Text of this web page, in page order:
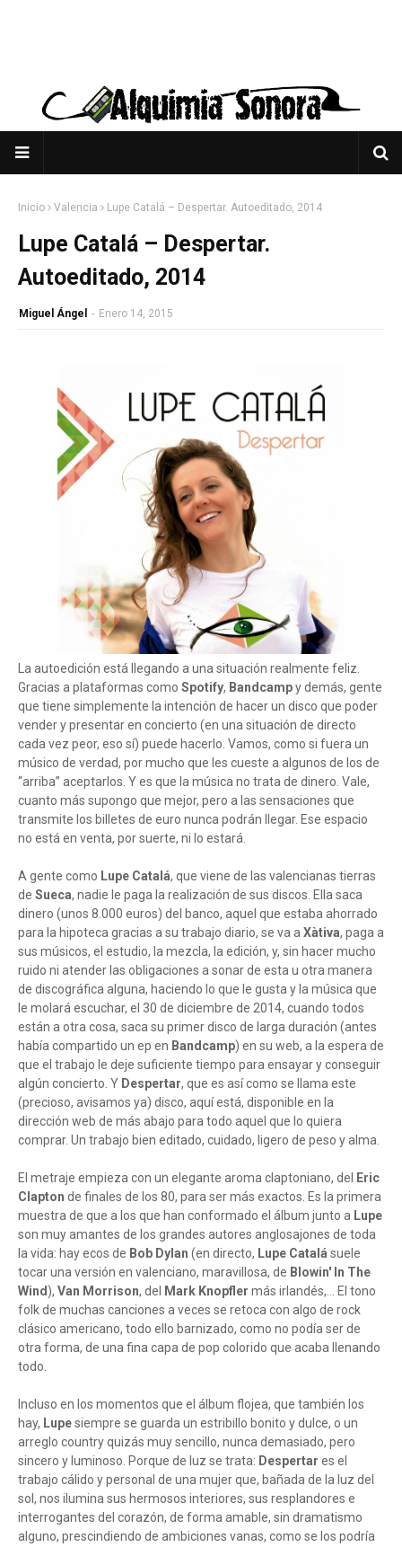
Inicio Valencia Lupe Catalá – Despertar. Autoeditado, 2014
Lupe Catalá – Despertar.
Autoeditado, 2014
Miguel Ángel - Enero 14, 2015
La autoedición está llegando a una situación realmente feliz.
Gracias a plataformas como Spotify, Bandcampy demás, gente
que tiene simplemente la intención de hacer un disco que poder
vender y presentar en concierto (en una situación de directo
cada vez peor, eso sí) puede hacerlo. Vamos, como si fuera un
músico de verdad, por mucho que les cueste a algunos de los de
“arriba” aceptarlos. Y es que la música no trata de dinero. Vale,
cuanto más supongo que mejor, pero a las sensaciones que
transmite los billetes de euro nunca podrán llegar. Ese espacio
no está en venta, por suerte, ni lo estará.
A gente como Lupe Catalá, que viene de las valencianas tierras
de Sueca, nadie le paga la realización de sus discos. Ella saca
dinero (unos 8.000 euros) del banco, aquel que estaba ahorrado
para la hipoteca gracias a su trabajo diario, se va aXàtiva, paga a
sus músicos, el estudio, la mezcla, la edición, y, sin hacer mucho
ruido ni atender las obligaciones a sonar de esta u otra manera
de discográfica alguna, haciendo lo que le gusta y la música que
le molará escuchar, el 30 de diciembre de 2014, cuando todos
están a otra cosa, saca su primer disco de larga duración (antes
había compartido un ep en Bandcamp) en su web, a la espera de
que el trabajo le deje suficiente tiempo para ensayar y conseguir
algún concierto. Y Despertar, que es así como se llama este
(precioso, avisamos ya) disco, aquí está, disponible en la
dirección web de más abajo para todo aquel que lo quiera
comprar. Un trabajo bien editado, cuidado, ligero de peso y alma.
El metraje empieza con un elegante aroma claptoniano, del
Eric
Clapton de finales de los 80, para ser más exactos. Es la primera
muestra de que a los que han conformado el álbum junto a Lupe
son muy amantes de los grandes autores anglosajones de toda
la vida: hay ecos de Bob Dylan (en directo, Lupe Catalá suele
tocar una versión en valenciano, maravillosa, de Blowin' In The
Wind ), Van Morrison, del Mark Knopfler más irlandés,... El tono
folk de muchas canciones a veces se retoca con algo de rock
clásico americano, todo ello barnizado, como no podía ser de
otra forma, de una fina capa de pop colorido que acaba llenando
todo.
Incluso en los momentos que el álbum flojea, que también los
hay, Lupesiempre se guarda un estribillo bonito y dulce, o un
arreglo country quizás muy sencillo, nunca demasiado, pero
sincero y luminoso. Porque de luz se trata: Despertar es el
trabajo cálido y personal de una mujer que, bañada de la luz del
sol, nos ilumina sus hermosos interiores, sus resplandores e
interrogantes del corazón, de forma amable, sin dramatismo
alguno, prescindiendo de ambiciones vanas, como se los podría